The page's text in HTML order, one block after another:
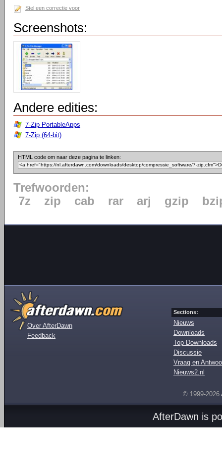
Stel een correctie voor
Screenshots:
Andere edities:
7-Zip PortableApps
7-Zip (64-bit)
HTML code om naar deze pagina te linken:
Trefwoorden:
7z
zip cab rar arj gzip
Over AfterDawn
Feedback
Sections:
Nieuws
Downloads
Top Downloads
Discussie
Vraag en
Nieuws2.nl
© 1999-2026
AfterDawn is